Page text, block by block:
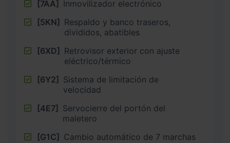
[7AA] Inmovilizador electrónico
[5KN] Respaldo y banco traseros,
divididos, abatibles
[6XD] Retrovisor exterior con ajuste
eléctrico/térmico
[6Y2] Sistema de limitación de
velocidad
[4E7] Servocierre del portón del
maletero
[G1C] Cambio automático de 7 marchas